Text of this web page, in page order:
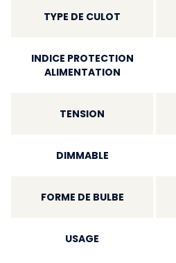
TYPE DE CULOT
INDICE PROTECTION
ALIMENTATION
TENSION
DIMMABLE
FORME DE BULBE
USAGE